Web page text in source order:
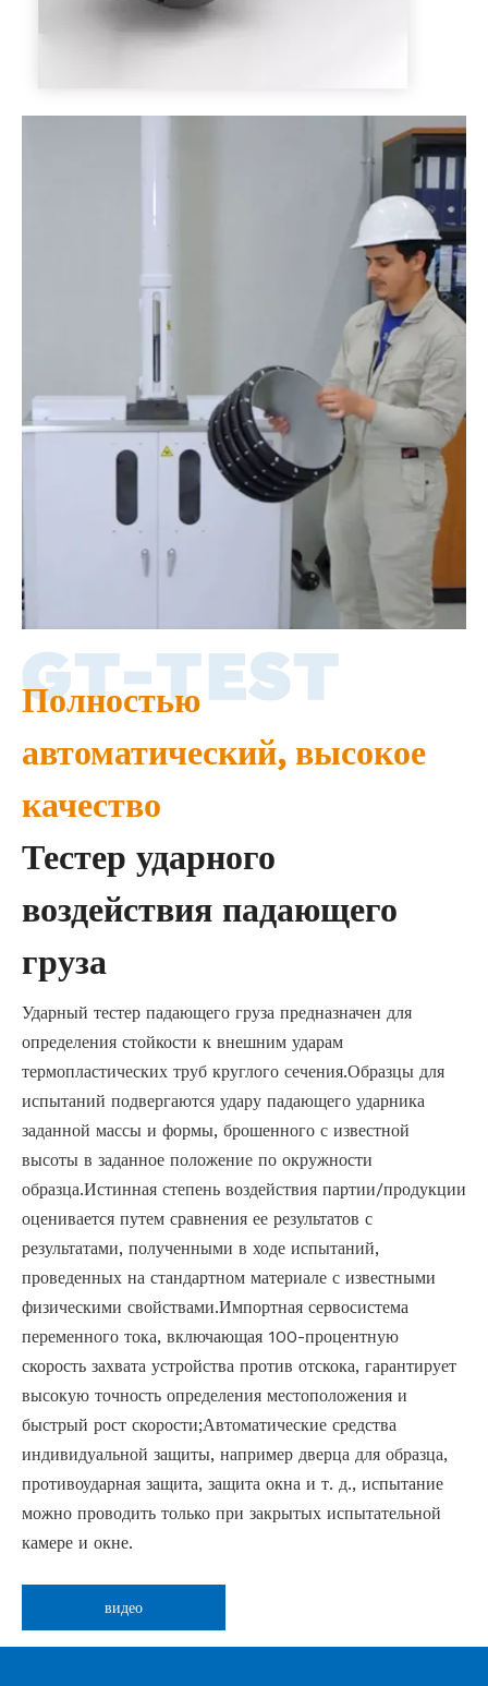
Полностью
автоматический, высокое
качество
Тестер ударного
воздействия падающего
груза
Ударный тестер падающего груза предназначен для
определения стойкости к внешним ударам
термопластических труб круглого сечения.Образцы для
испытаний подвергаются удару падающего ударника
заданной массы и формы, брошенного с известной
высоты в заданное положение по окружности
образца.Истинная степень воздействия партии/продукции
оценивается путем сравнения ее результатов с
результатами, полученными в ходе испытаний,
проведенных на стандартном материале с известными
физическими свойствами.Импортная сервосистема
переменного тока, включающая 100-процентную
скорость захвата устройства против отскока, гарантирует
высокую точность определения местоположения и
быстрый рост скорости;Автоматические средства
индивидуальной защиты, например дверца для образца,
противоударная защита, защита окна и т. д., испытание
можно проводить только при закрытых испытательной
камере и окне.
видео